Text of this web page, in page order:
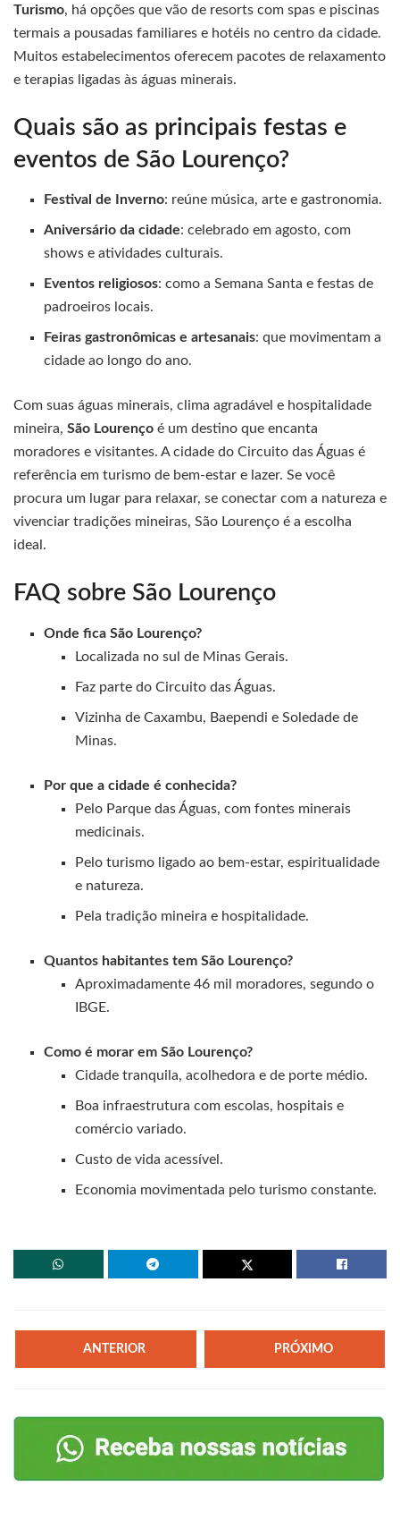
Turismo, há opções que vão de resorts com spas e piscinas
termais a pousadas familiares e hotéis no centro da cidade.
Muitos estabelecimentos oferecem pacotes de relaxamento
e terapias ligadas às águas minerais.
Quais são as principais festas e
eventos de São Lourenço?
Festival de Inverno: reúne música, arte e gastronomia.
Aniversário da cidade: celebrado em agosto, com
shows e atividades culturais.
Eventos religiosos: como a Semana Santa e festas de
padroeiros locais.
Feiras gastronômicas e artesanais: que movimentam a
cidade ao longo do ano.
Com suas águas minerais, clima agradável e hospitalidade
mineira, São Lourenço é um destino que encanta
moradores e visitantes. A cidade do Circuito das Águas é
referência em turismo de bem-estar e lazer. Se você
procura um lugar para relaxar, se conectar com a natureza e
vivenciar tradições mineiras, São Lourenço é a escolha
ideal.
FAQ sobre São Lourenço
Onde fica São Lourenço?
Localizada no sul de Minas Gerais.
Faz parte do Circuito das Águas.
Vizinha de Caxambu, Baependi e Soledade de
Minas.
Por que a cidade é conhecida?
Pelo Parque das Águas, com fontes minerais
medicinais.
Pelo turismo ligado ao bem-estar, espiritualidade
e natureza.
Pela tradição mineira e hospitalidade.
Quantos habitantes tem São Lourenço?
Aproximadamente 46 mil moradores, segundo o
IBGE.
Como é morar em São Lourenço?
Cidade tranquila, acolhedora e de porte médio.
Boa infraestrutura com escolas, hospitais e
comércio variado.
Custo de vida acessível.
Economia movimentada pelo turismo constante.
ANTERIOR PRÓXIMO